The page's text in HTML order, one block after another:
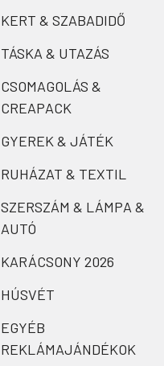
KERT & SZABADIDŐ
TÁSKA & UTAZÁS
CSOMAGOLÁS &
CREAPACK
GYEREK & JÁTÉK
RUHÁZAT & TEXTIL
SZERSZÁM & LÁMPA &
AUTÓ
KARÁCSONY 2026
HÚSVÉT
EGYÉB
REKLÁMAJÁNDÉKOK